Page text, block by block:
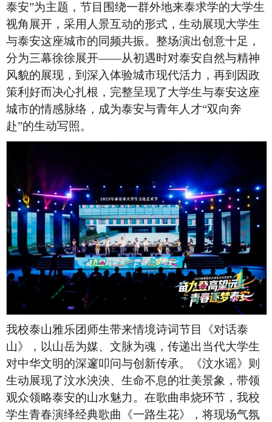
泰安”为主题，节目围绕一群外地来泰求学的大学生
视角展开，采用人景互动的形式，生动展现大学生
与泰安这座城市的同频共振。整场演出创意十足，
分为三幕徐徐展开——从初遇时对泰安自然与精神
风貌的展现，到深入体验城市现代活力，再到因政
策利好而决心扎根，完整呈现了大学生与泰安这座
城市的情感脉络，成为泰安与青年人才“双向奔
赴”的生动写照。
我校泰山雅乐团师生带来情境诗词节目《对话泰
山》，以山岳为媒、文脉为魂，传递出当代大学生
对中华文明的深邃叩问与创新传承。《汶水谣》则
生动展现了汶水泱泱、生命不息的壮美景象，带领
观众领略泰安的山水魅力。在歌曲串烧环节，我校
学生青春演绎经典歌曲《一路生花》，将现场气氛